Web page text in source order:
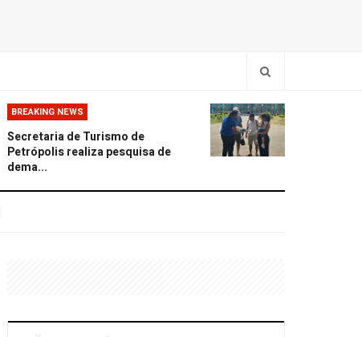
BREAKING NEWS
Secretaria de Turismo de
Petrópolis realiza pesquisa de
dema...